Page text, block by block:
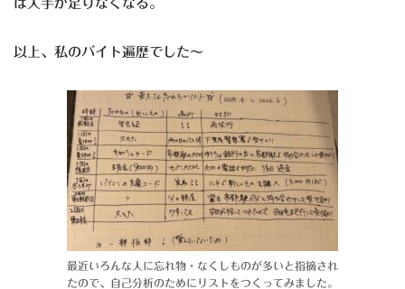
は人手が足りなくなる。
以上、私のバイト遍歴でした〜
最近いろんな人に忘れ物・なくしものが多いと指摘され
たので、自己分析のためにリストをつくってみました。